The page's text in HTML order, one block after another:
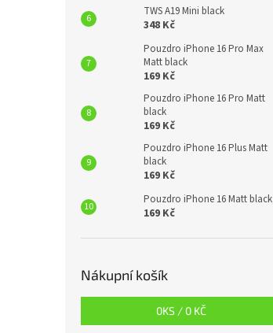
TWS A19 Mini black
348 Kč
Pouzdro iPhone 16 Pro Max
Matt black
169 Kč
Pouzdro iPhone 16 Pro Matt
black
169 Kč
Pouzdro iPhone 16 Plus Matt
black
169 Kč
Pouzdro iPhone 16 Matt black
169 Kč
Nákupní košík
0KS / 0 KČ